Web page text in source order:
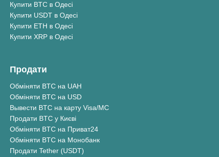
Купити BTC в Одесі
Купити USDT в Одесі
Купити ETH в Одесі
Купити XRP в Одесі
Продати
Обміняти BTC на UAH
Обміняти BTC на USD
Вывести BTC на карту Visa/MC
Продати BTC у Києві
Обміняти BTC на Приват24
Обміняти BTC на Монобанк
Продати Tether (USDT)